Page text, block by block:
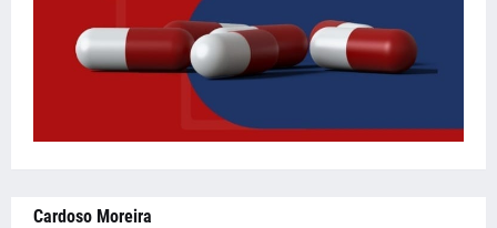
Cardoso Moreira